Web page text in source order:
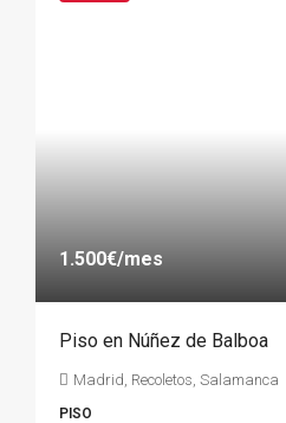
1.500€/mes
Piso en Núñez de Balboa
Madrid, Recoletos, Salamanca
PISO